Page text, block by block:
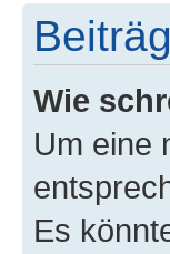
Wie
Um eine
Es